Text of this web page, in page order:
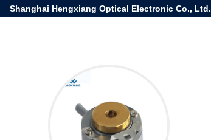
Shanghai Hengxiang Optical Electronic Co., Ltd.